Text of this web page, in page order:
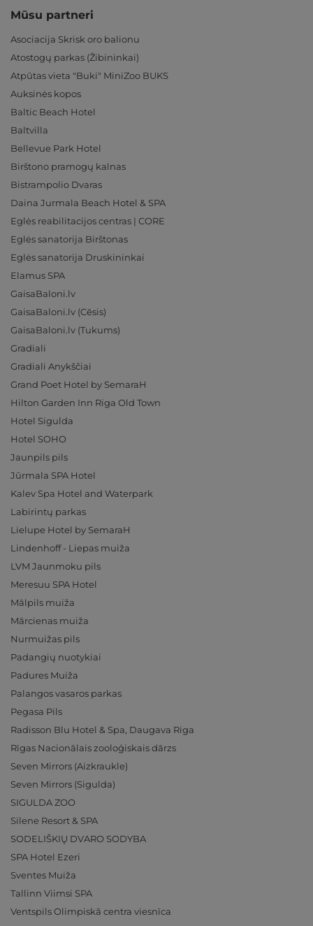
Mūsu partneri
Asociacija Skrisk oro balionu
Atostogų parkas (Žibininkai)
Atpūtas vieta "Buki" MiniZoo BUKS
Auksinės kopos
Baltic Beach Hotel
Baltvilla
Bellevue Park Hotel
Birštono pramogų kalnas
Bistrampolio Dvaras
Daina Jurmala Beach Hotel & SPA
Eglės reabilitacijos centras | CORE
Eglės sanatorija Birštonas
Eglės sanatorija Druskininkai
Elamus SPA
GaisaBaloni.lv
GaisaBaloni.lv (Cēsis)
GaisaBaloni.lv (Tukums)
Gradiali
Gradiali Anykščiai
Grand Poet Hotel by SemaraH
Hilton Garden Inn Riga Old Town
Hotel Sigulda
Hotel SOHO
Jaunpils pils
Jūrmala SPA Hotel
Kalev Spa Hotel and Waterpark
Labirintų parkas
Lielupe Hotel by SemaraH
Lindenhoff - Liepas muiža
LVM Jaunmoku pils
Meresuu SPA Hotel
Mālpils muiža
Mārcienas muiža
Nurmuižas pils
Padangių nuotykiai
Padures Muiža
Palangos vasaros parkas
Pegasa Pils
Radisson Blu Hotel & Spa, Daugava Riga
Rīgas Nacionālais zooloģiskais dārzs
Seven Mirrors (Aizkraukle)
Seven Mirrors (Sigulda)
SIGULDA ZOO
Silene Resort & SPA
SODELIŠKIŲ DVARO SODYBA
SPA Hotel Ezeri
Sventes Muiža
Tallinn Viimsi SPA
Ventspils Olimpiskā centra viesnīca